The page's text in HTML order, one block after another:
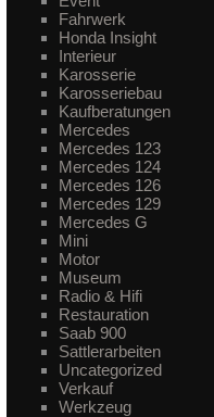
Fahrwerk
Honda Insight
Interieur
Karosserie
Karosseriebau
Kaufberatungen
Mercedes
Mercedes 123
Mercedes 124
Mercedes 126
Mercedes 129
Mercedes G
Mini
Motor
Museum
Radio & Hifi
Restauration
Saab 900
Sattlerarbeiten
Uncategorized
Verkauf
Werkzeug